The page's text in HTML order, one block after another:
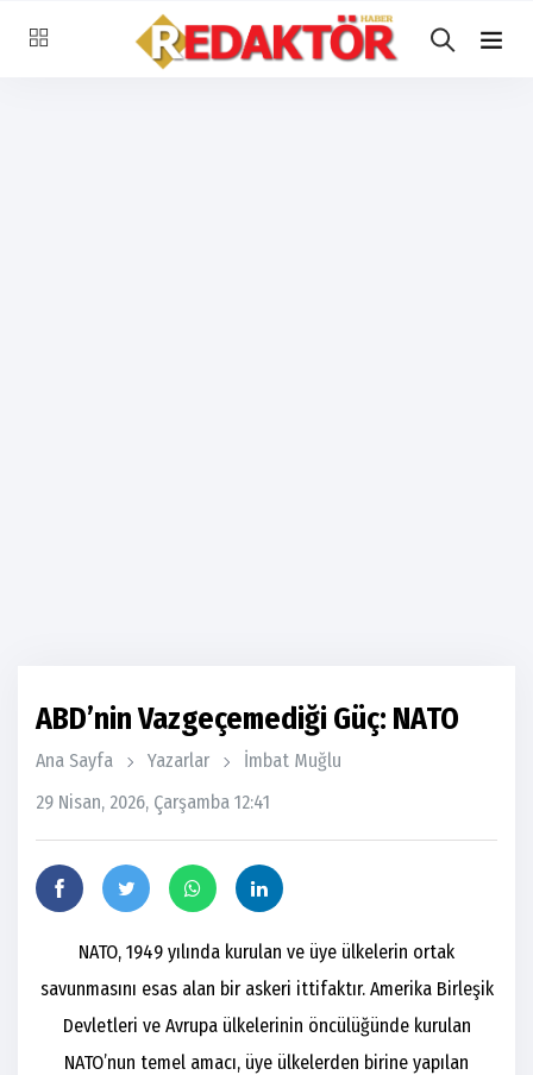
ABD’nin Vazgeçemediği Güç: NATO
Ana Sayfa Yazarlar
İmbat Muğlu
29 Nisan, 2026, Çarşamba 12:41
NATO, 1949 yılında kurulan ve üye ülkelerin ortak
savunmasını esas alan bir askeri ittifaktır. Amerika Birleşik
Devletleri ve Avrupa ülkelerinin öncülüğünde kurulan
NATO’nun temel amacı, üye ülkelerden birine yapılan